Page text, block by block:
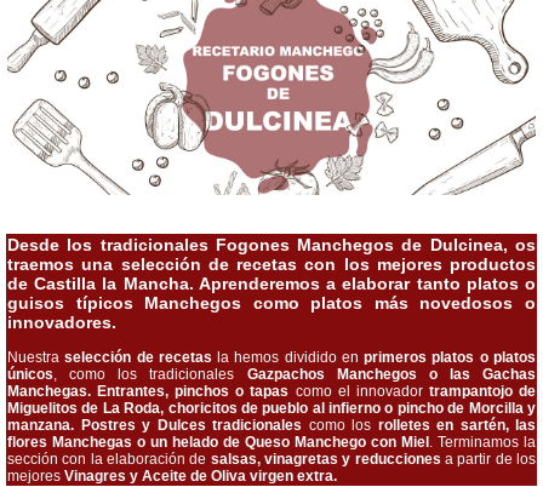
Desde los tradicionales Fogones Manchegos de Dulcinea, os
traemos una selección de recetas con los mejores productos
de Castilla la Mancha. Aprenderemos a elaborar tanto platos o
guisos típicos Manchegos como platos más novedosos o
innovadores.
Nuestra selección de recetas la hemos dividido enprimeros platos o platos
únicos, como los tradicionales Gazpachos Manchegos o las Gachas
Manchegas. Entrantes, pinchos o tapas como el innovador trampantojo de
Miguelitos de La Roda, choricitos de pueblo al infierno o pincho de Morcilla y
manzana. Postres y Dulces tradicionales como los rolletes en sartén, las
flores Manchegas o un helado de Queso Manchego con Miel . Terminamos la
sección con la elaboración de salsas, vinagretas y reducciones a partir de los
mejores Vinagres y Aceite de Oliva virgen extra.